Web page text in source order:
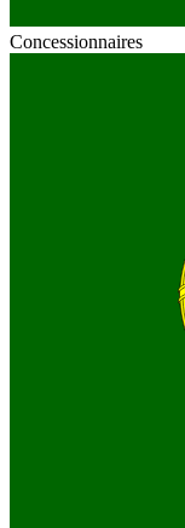
Concessionnaires